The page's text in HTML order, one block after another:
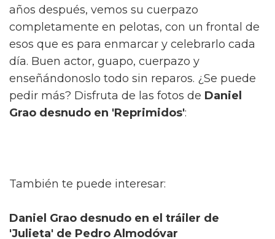
años después, vemos su cuerpazo
completamente en pelotas, con un frontal de
esos que es para enmarcar y celebrarlo cada
día. Buen actor, guapo, cuerpazo y
enseñándonoslo todo sin reparos. ¿Se puede
pedir más? Disfruta de las fotos de Daniel
Grao desnudo en 'Reprimidos':
También te puede interesar:
Daniel Grao desnudo en el tráiler de
'Julieta' de Pedro Almodóvar